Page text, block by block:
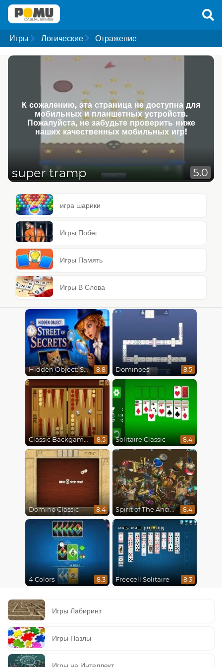
Игры Логические Отражение
К сожалению, эта страница не доступна для
мобильных и планшетных устройств.
Пожалуйста, не забудьте проверить ниже
наших качественных мобильных игр!
super tramp 5.0
игра шарики
Игры Побег
Игры Память
Игры В Слова
Hidden Object: Street Of Secrets 8.8 Dominoes 8.5
Classic Backgammon 8.5 Solitaire Classic 8.4
Domino Classic 8.4 Spirit of The Ancient Forest 8.4
4 Colors 8.3 Freecell Solitaire 8.3
Игры Лабиринт
Игры Пазлы